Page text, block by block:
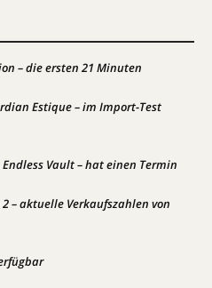
– die ersten 21 Minuten
Estique – im Import-Test
Vault – hat einen Termin
– aktuelle Verkaufszahlen von